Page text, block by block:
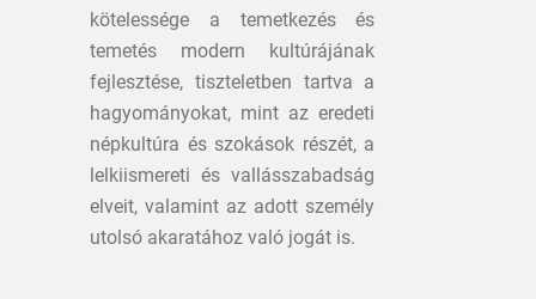
kötelessége a temetkezés és
temetés modern kultúrájának
fejlesztése, tiszteletben tartva a
hagyományokat, mint az eredeti
népkultúra és szokások részét, a
lelkiismereti és vallásszabadság
elveit, valamint az adott személy
utolsó akaratához való jogát is.